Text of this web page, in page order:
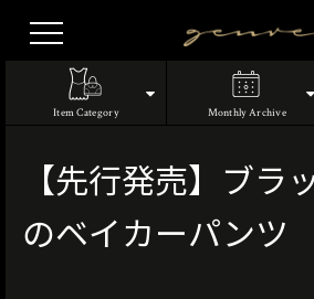
Item Category Monthly Archive
【先行発売】ブラ
のベイカーパンツ